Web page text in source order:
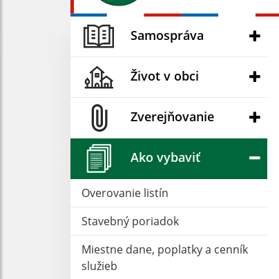
Samospráva
Život v obci
Zverejňovanie
Ako vybaviť
Overovanie listín
Stavebný poriadok
Miestne dane, poplatky a cenník
služieb